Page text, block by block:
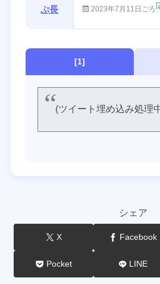
ぷ長
2023年7月11日ごろ
[1]
(ツイート埋め込み処理
シェア
X Facebook
Pocket LINE